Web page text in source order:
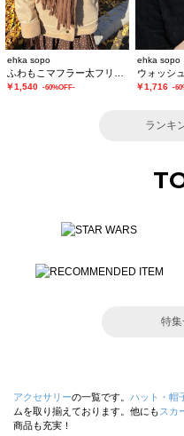
ehka sopo
￥1,540 -60%OFF-
ehka sopo
￥1,716 -
ランキ
特
アクセサリーの一覧です。 ハット・帽
ムを取り揃えております。他にも スカ
商品も充実！